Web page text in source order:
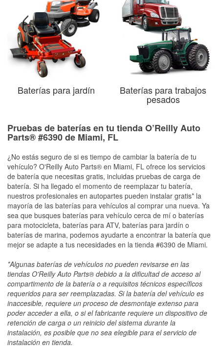
Baterías para jardín Baterías para trabajos
pesados
Pruebas de baterías en tu tienda O’Reilly Auto
Parts® #6390 de Miami, FL
¿No estás seguro de si es tiempo de cambiar la batería de tu
vehículo? O'Reilly Auto Parts® en Miami, FL ofrece los servicios
de batería que necesitas gratis, incluidas pruebas de carga de
batería. Si ha llegado el momento de reemplazar tu batería,
nuestros profesionales en autopartes pueden instalar gratis* la
mayoría de las baterías para vehículos al comprar una nueva. Ya
sea que busques baterías para vehículo cerca de mí o baterías
para motocicleta, baterías para ATV, baterías para jardín o
baterías de marina, podemos ayudarte a encontrar la batería que
mejor se adapte a tus necesidades en la tienda #6390 de Miami.
*Algunas baterías de vehículos no pueden revisarse en las
tiendas O'Reilly Auto Parts® debido a la dificultad de acceso al
compartimento de la batería o a requisitos técnicos específicos
requeridos para ser reemplazadas. Si la batería del vehículo es
inaccesible, requiere un proceso de desmontaje extenso para
poder acceder a ella, o si el fabricante requiere un dispositivo de
retención de carga o un reinicio del sistema durante la
instalación, es posible que no sea elegible para el servicio de
instalación en tienda.